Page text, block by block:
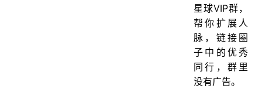
星球VIP群，
帮你扩展人
脉，链接圈
子中的优秀
同行，群里
没有广告。